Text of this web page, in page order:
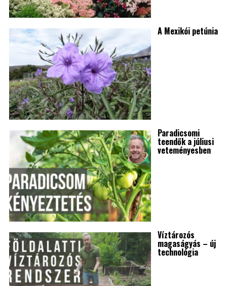
A Mexikói petúnia
Paradicsomi
teendők a júliusi
veteményesben
Víztározós
magaságyás – új
technológia